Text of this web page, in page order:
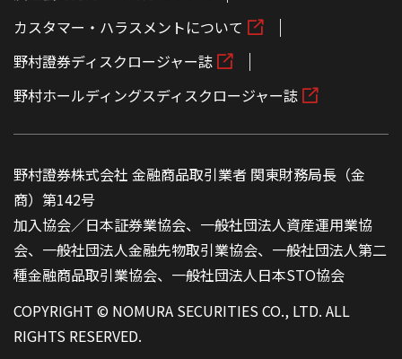
カスタマー・ハラスメントについて
野村證券ディスクロージャー誌
野村ホールディングスディスクロージャー誌
野村證券株式会社 金融商品取引業者 関東財務局長（金
商）第142号
加入協会／日本証券業協会、一般社団法人資産運用業協
会、一般社団法人金融先物取引業協会、一般社団法人第二
種金融商品取引業協会、一般社団法人日本STO協会
COPYRIGHT © NOMURA SECURITIES CO., LTD. ALL
RIGHTS RESERVED.